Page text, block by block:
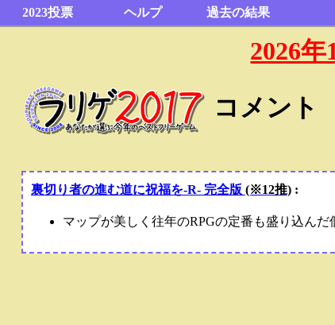
2023投票 ヘルプ 過去の結果
2026
コメント
裏切り者の進む道に祝福を‐R‐ 完全版 (※12推):
マップが美しく往年のRPGの定番も盛り込んだ